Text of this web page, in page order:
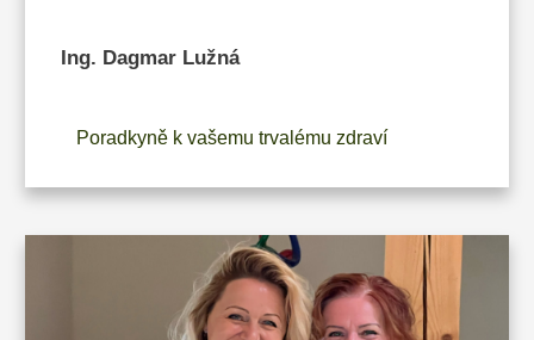
Ing. Dagmar Lužná
Poradkyně k vašemu trvalému zdraví